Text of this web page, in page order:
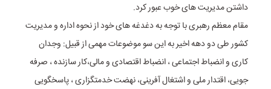
داشتن مدیریت های خوب عبور کرد.
مقام معظم رهبری با توجه به دغدغه های خود از نحوه اداره و مدیریت
کشور طی دو دهه اخیر به این سو موضوعات مهمی از قبیل: وجدان
کاری و انضباط اجتماعی ، انضباط اقتصادی و مالی،کار سازنده ، صرفه
جویی، اقتدار ملی و اشتغال آفرینی، نهضت خدمتگزاری ، پاسخگویی